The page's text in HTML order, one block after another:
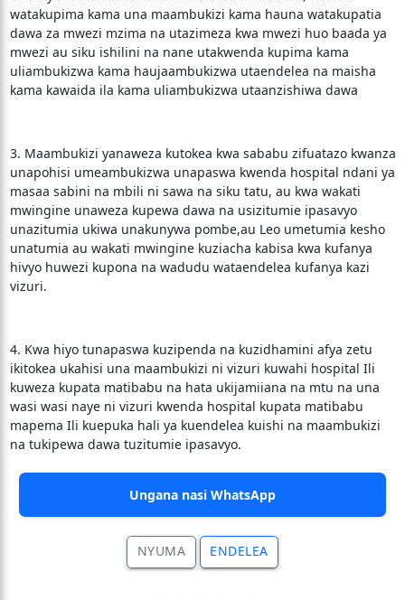
watakupima kama una maambukizi kama hauna watakupatia
dawa za mwezi mzima na utazimeza kwa mwezi huo baada ya
mwezi au siku ishilini na nane utakwenda kupima kama
uliambukizwa kama haujaambukizwa utaendelea na maisha
kama kawaida ila kama uliambukizwa utaanzishiwa dawa
3. Maambukizi yanaweza kutokea kwa sababu zifuatazo kwanza
unapohisi umeambukizwa unapaswa kwenda hospital ndani ya
masaa sabini na mbili ni sawa na siku tatu, au kwa wakati
mwingine unaweza kupewa dawa na usizitumie ipasavyo
unazitumia ukiwa unakunywa pombe,au Leo umetumia kesho
unatumia au wakati mwingine kuziacha kabisa kwa kufanya
hivyo huwezi kupona na wadudu wataendelea kufanya kazi
vizuri.
4. Kwa hiyo tunapaswa kuzipenda na kuzidhamini afya zetu
ikitokea ukahisi una maambukizi ni vizuri kuwahi hospital Ili
kuweza kupata matibabu na hata ukijamiiana na mtu na una
wasi wasi naye ni vizuri kwenda hospital kupata matibabu
mapema Ili kuepuka hali ya kuendelea kuishi na maambukizi
na tukipewa dawa tuzitumie ipasavyo.
Ungana nasi WhatsApp
NYUMA ENDELEA